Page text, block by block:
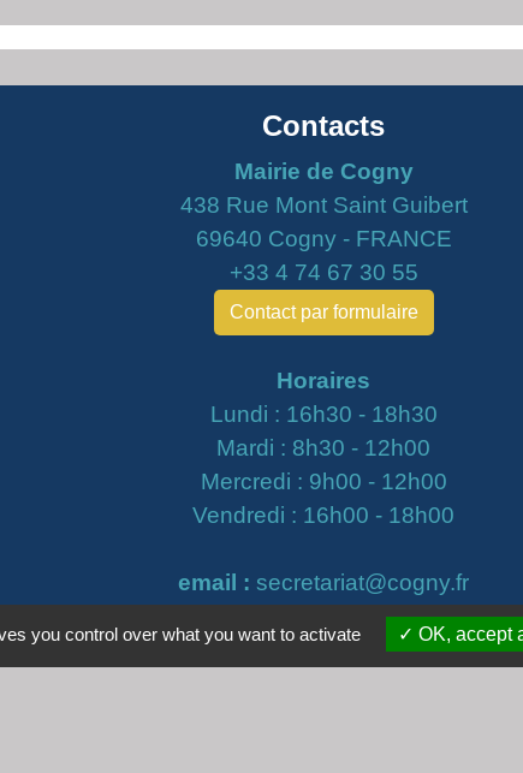
Contacts
Mairie de Cogny
438 Rue Mont Saint Guibert
69640 Cogny - FRANCE
+33 4 74 67 30 55
Contact par formulaire
Horaires
Lundi : 16h30 - 18h30
Mardi : 8h30 - 12h00
Mercredi : 9h00 - 12h00
Vendredi : 16h00 - 18h00
email : secretariat@cogny.fr
you control over what you want to activate OK, accept